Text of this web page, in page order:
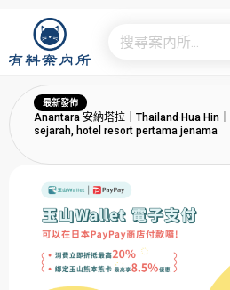
最新發佈
Anantara 安納塔拉｜Thailand·Hua Hin
sejarah, hotel resort pertama jenama